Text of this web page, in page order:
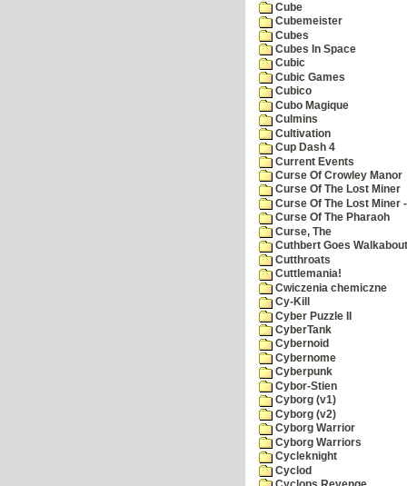
Cube
Cubemeister
Cubes
Cubes In Space
Cubic
Cubic Games
Cubico
Cubo Magique
Culmins
Cultivation
Cup Dash 4
Current Events
Curse Of Crowley Manor
Curse Of The Lost Miner
Curse Of The Lost Miner
Curse Of The Pharaoh
Curse, The
Cuthbert Goes Walkabout
Cutthroats
Cuttlemania!
Cwiczenia chemiczne
Cy-Kill
Cyber Puzzle II
CyberTank
Cybernoid
Cybernome
Cyberpunk
Cybor-Stien
Cyborg (v1)
Cyborg (v2)
Cyborg Warrior
Cyborg Warriors
Cycleknight
Cyclod